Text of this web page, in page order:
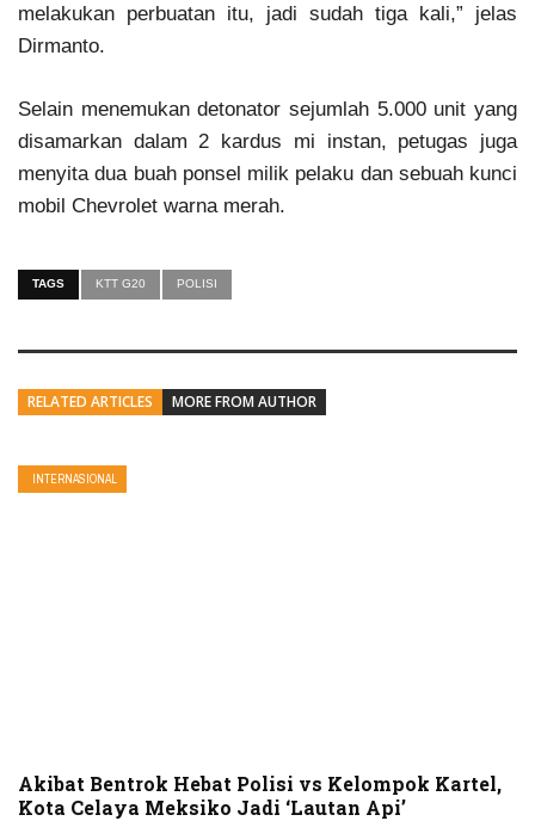
melakukan perbuatan itu, jadi sudah tiga kali,” jelas
Dirmanto.
Selain menemukan detonator sejumlah 5.000 unit yang
disamarkan dalam 2 kardus mi instan, petugas juga
menyita dua buah ponsel milik pelaku dan sebuah kunci
mobil Chevrolet warna merah.
TAGS KTT G20 POLISI
RELATED ARTICLES MORE FROM AUTHOR
INTERNASIONAL
Akibat Bentrok Hebat Polisi vs Kelompok Kartel,
Kota Celaya Meksiko Jadi ‘Lautan Api’